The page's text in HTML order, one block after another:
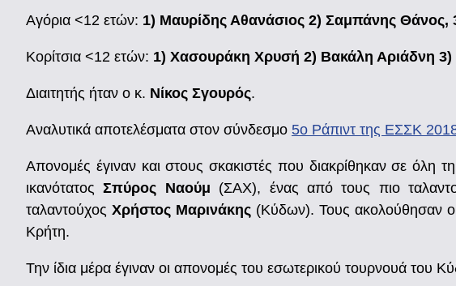
Αγόρια <12 ετών: 1) Μαυρίδης Αθανάσιος 2) Σαμπάνης Θάνος,
Κορίτσια <12 ετών: 1) Χασουράκη Χρυσή 2) Βακάλη Αριάδνη
Διαιτητής ήταν ο κ. Νίκος Σγουρός.
Αναλυτικά αποτελέσματα στον σύνδεσμο 5ο Ράπιντ της ΕΣΣΚ
Απονομές έγιναν και στους σκακιστές που διακρίθηκαν σε όλη
ικανότατοςΣπύρος Ναούμ (ΣΑΧ), ένας από τους πιο
ταλαντούχος Χρήστος Μαρινάκης (Κύδων). Τους ακολούθησαν ο
Κρήτη.
Την ίδια μέρα έγιναν οι απονομές του εσωτερικού τουρνουά του